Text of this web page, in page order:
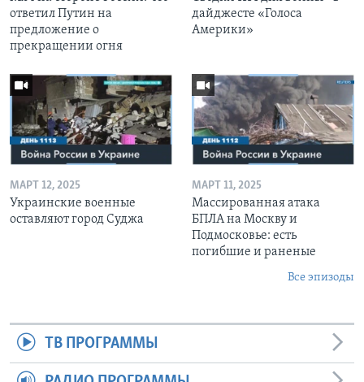
ответил Путин на
предложение о
прекращении огня
дайджесте «Голоса
Америки»
МАРТ 12, 2025
Украинские военные
оставляют город Суджа
МАРТ 11, 2025
Массированная атака
БПЛА на Москву и
Подмосковье: есть
погибшие и раненые
Все эпизоды
ТВ ПРОГРАММЫ